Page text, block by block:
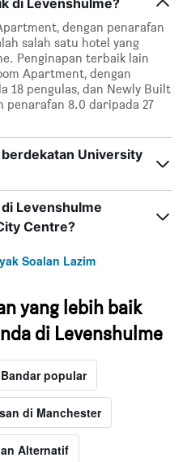
di Levenshulme?
dengan penarafan
salah satu hotel yang
Penginapan terbaik lain
Apartment, dengan
18 pengulas, dan Newly Built
penarafan 8.0 daripada 27
University
Levenshulme
Centre?
Soalan Lazim
yang lebih baik
di Levenshulme
Bandar popular
di Manchester
Alternatif